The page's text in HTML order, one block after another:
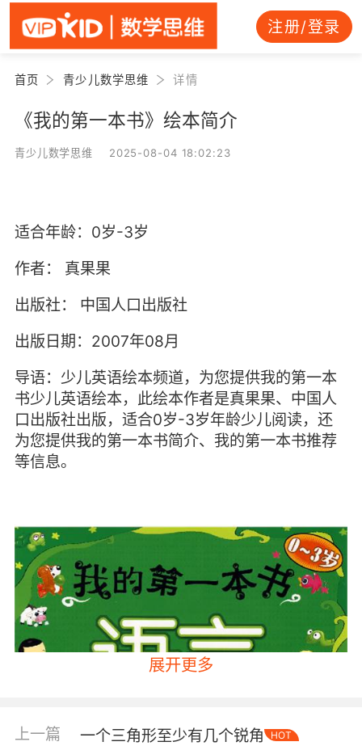
注册/登录
首页 青少儿数学思维 详情
《我的第一本书》绘本简介
青少儿数学思维 2025-08-04 18:02:23
适合年龄：0岁-3岁
作者：
真果果
出版社：
中国人口出版社
出版日期：2007年08月
导语：少儿英语绘本频道，为您提供我的第一本
书少儿英语绘本，此绘本作者是真果果、中国人
口出版社出版，适合0岁-3岁年龄少儿阅读，还
为您提供我的第一本书简介、我的第一本书推荐
等信息。
展开更多
上一篇 一个三角形至少有几个锐角 HOT